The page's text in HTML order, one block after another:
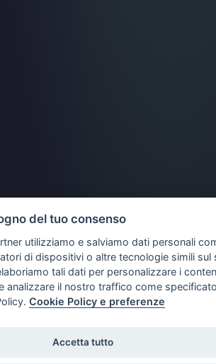
del tuo consenso
utilizziamo e salviamo dati personali
di dispositivi o altre tecnologie simili sul
tali dati per personalizzare i
analizzare il nostro traffico come
Cookie Policy e preferenze
Accetta tutto